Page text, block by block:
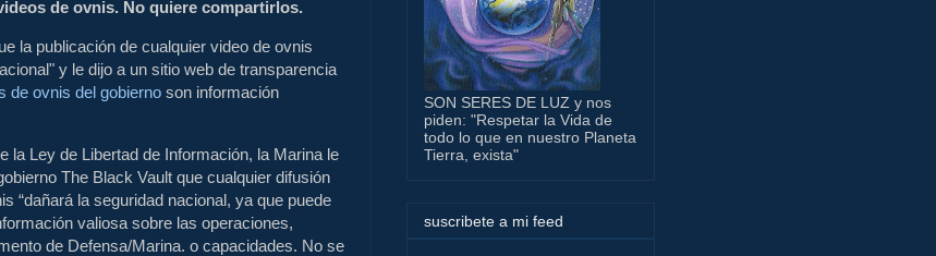
de ovnis. No quiere compartirlos.
la publicación de cualquier video de ovnis
y le dijo a un sitio web de transparencia
de ovnis del gobierno son información
la Ley de Libertad de Información, la Marina le
The Black Vault que cualquier difusión
“dañará la seguridad nacional, ya que puede
valiosa sobre las operaciones,
de Defensa/Marina. o capacidades. No se
SON SERES DE LUZ y nos
piden: "Respetar la Vida de
todo lo que en nuestro Planeta
Tierra, exista"
suscribete a mi feed